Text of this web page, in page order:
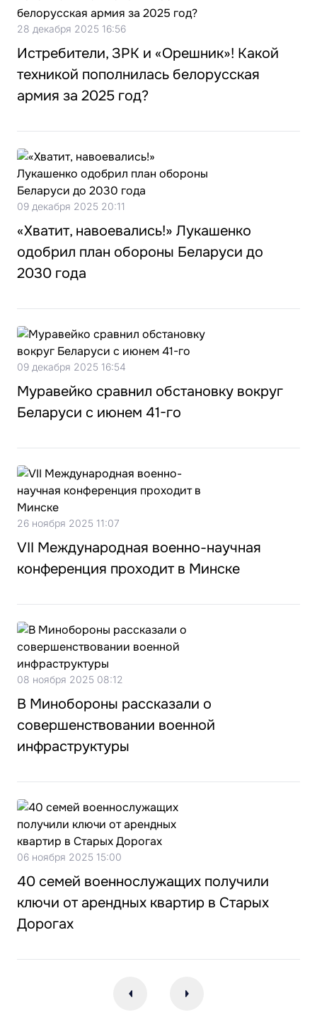
28 декабря 2025 16:56
Истребители, ЗРК и «Орешник»! Какой
техникой пополнилась белорусская
армия за 2025 год?
09 декабря 2025 20:11
«Хватит, навоевались!» Лукашенко
одобрил план обороны Беларуси до
2030 года
09 декабря 2025 16:54
Муравейко сравнил обстановку вокруг
Беларуси с июнем 41-го
26 ноября 2025 11:07
VII Международная военно-научная
конференция проходит в Минске
08 ноября 2025 08:12
В Минобороны рассказали о
совершенствовании военной
инфраструктуры
06 ноября 2025 15:00
40 семей военнослужащих получили
ключи от арендных квартир в Старых
Дорогах